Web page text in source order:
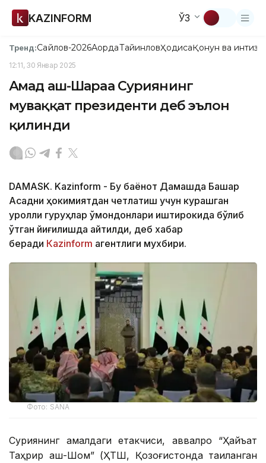
KAZINFORM ЎЗ
Тренд:Сайлов-2026АқордаТайинловҲодисаҚонун ва
12:11, 30 Январ 2025
Аҳмад аш-Шараа Суриянинг
муваққат президенти деб эълон
қилинди
DAMASK. Kazinform - Бу баёнот Дамашқда Башар
Асадни ҳокимиятдан четлатиш учун курашган
қуролли гуруҳлар қўмондонлари иштирокида бўлиб
ўтган йиғилишда айтилди, деб хабар
беради Кazinform агентлиги мухбири.
Фото: SANA
Суриянинг амалдаги етакчиси, аввалроқ “Ҳайъат
Таҳрир аш-Шом” (ҲТШ, Қозоғистонда тақиқланган